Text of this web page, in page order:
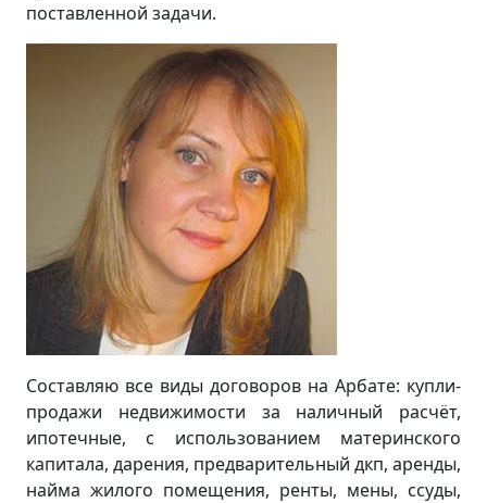
поставленной задачи.
Составляю все виды договоров на Арбате: купли-
продажи недвижимости за наличный расчёт,
ипотечные, с использованием материнского
капитала, дарения, предварительный дкп, аренды,
найма жилого помещения, ренты, мены, ссуды,